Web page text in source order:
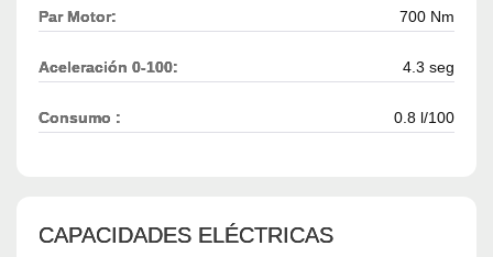
Par Motor: 700 Nm
Aceleración 0-100: 4.3 seg
Consumo : 0.8 l/100
CAPACIDADES ELÉCTRICAS